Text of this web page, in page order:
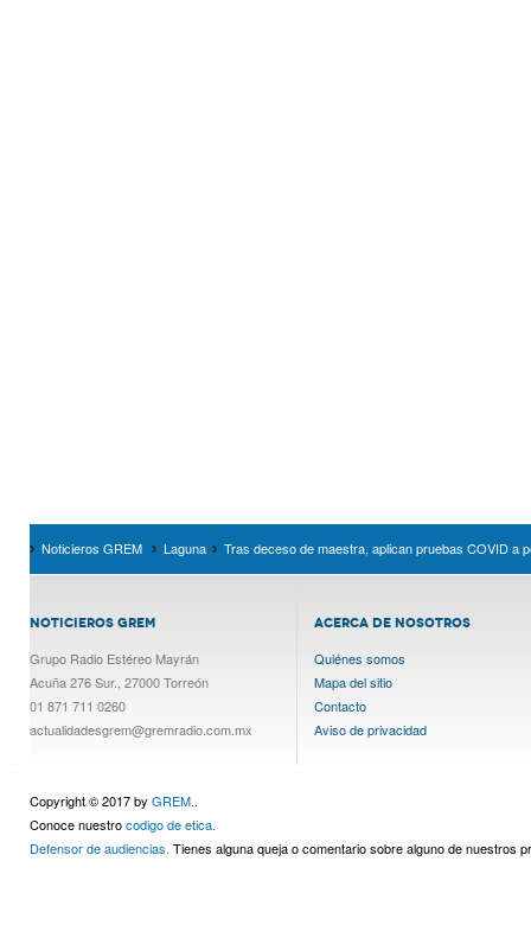
Noticieros GREM Laguna Tras deceso de maestra, aplican pruebas COVID a
NOTICIEROS GREM
Grupo Radio Estéreo Mayrán
Acuña 276 Sur., 27000 Torreón
01 871 711 0260
actualidadesgrem@gremradio.com.mx
ACERCA DE NOSOTROS
Quiénes somos
Mapa del sitio
Contacto
Aviso de privacidad
Copyright © 2017 by GREM..
Conoce nuestrocodigo de etica.
Defensor de audiencias. Tienes alguna queja o comentario sobre alguno de nuestros